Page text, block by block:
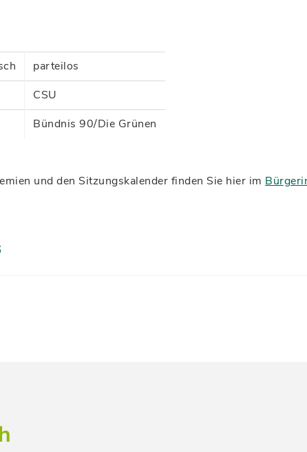
parteilos
CSU
Bündnis 90/Die Grünen
und den Sitzungskalender finden Sie hier im